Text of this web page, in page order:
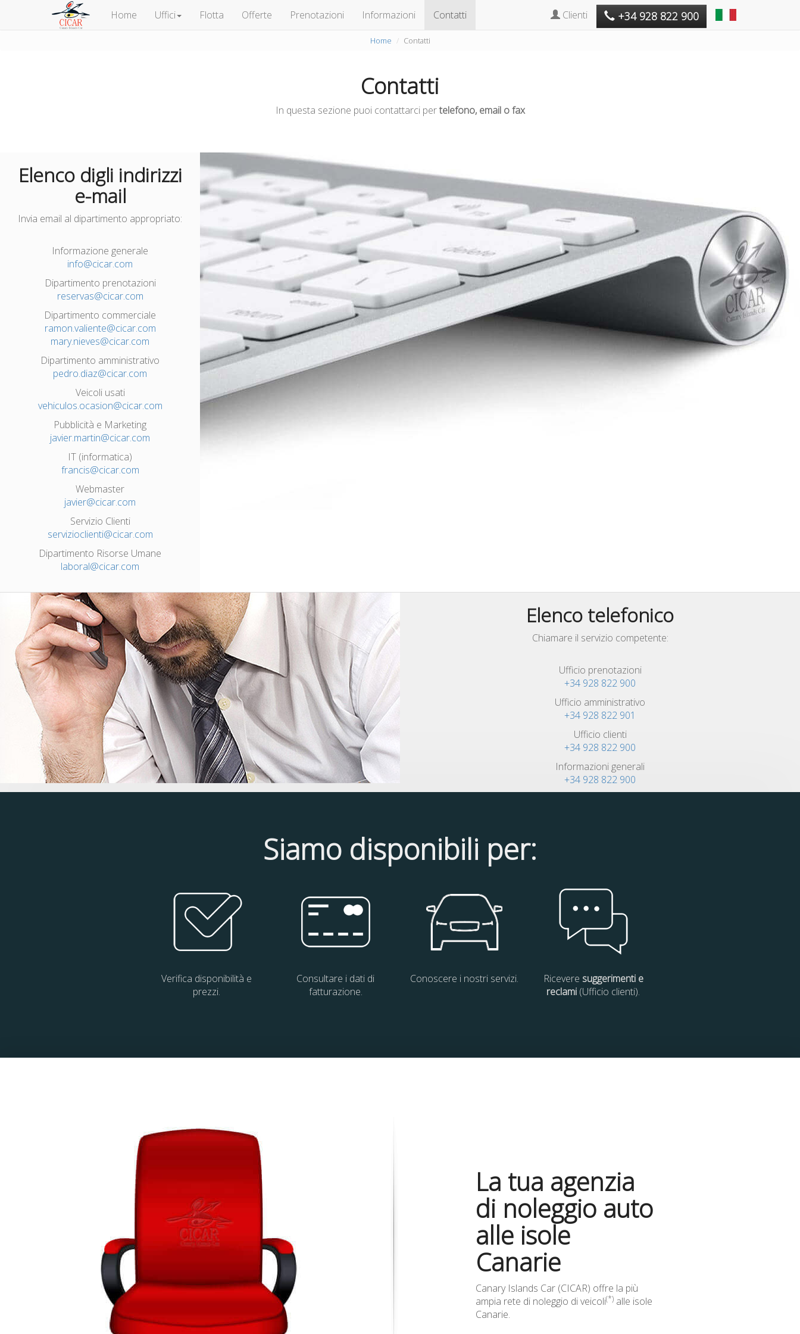
Home Uffici Flotta Offerte Prenotazioni Informazioni Contatti Clienti +34 928 822 900
Home Contatti
Contatti
In questa sezione puoi contattarci pertelefono, email o fax
Elenco digli indirizzi
e-mail
Invia email al dipartimento appropriato:
Informazione generale
info@cicar.com
Dipartimento prenotazioni
reservas@cicar.com
Dipartimento commerciale
ramon.valiente@cicar.com
mary.nieves@cicar.com
Dipartimento amministrativo
pedro.diaz@cicar.com
Veicoli usati
vehiculos.ocasion@cicar.com
Pubblicità e Marketing
javier.martin@cicar.com
IT (informatica)
francis@cicar.com
Webmaster
javier@cicar.com
Servizio Clienti
servizioclienti@cicar.com
Dipartimento Risorse Umane
laboral@cicar.com
Elenco telefonico
Chiamare il servizio competente:
Ufficio prenotazioni
+34 928 822 900
Ufficio amministrativo
+34 928 822 901
Ufficio clienti
+34 928 822 900
Informazioni generali
+34 928 822 900
Siamo disponibili per:
Verifica disponibilità e
prezzi.
Consultare i dati di
fatturazione.
Conoscere i nostri servizi. Ricevere suggerimenti e
reclami (Ufficio clienti).
La tua agenzia
di noleggio auto
alle isole
Canarie
Canary Islands Car (CICAR) offre la più
ampia rete di noleggio di veicoli(*) alle isole
Canarie.